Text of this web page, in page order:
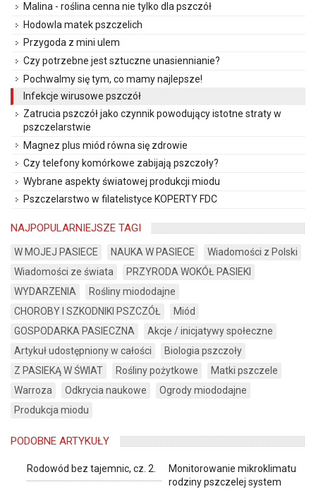
Malina - roślina cenna nie tylko dla pszczół
Hodowla matek pszczelich
Przygoda z mini ulem
Czy potrzebne jest sztuczne unasiennianie?
Pochwalmy się tym, co mamy najlepsze!
Infekcje wirusowe pszczół
Zatrucia pszczół jako czynnik powodujący istotne straty w
pszczelarstwie
Magnez plus miód równa się zdrowie
Czy telefony komórkowe zabijają pszczoły?
Wybrane aspekty światowej produkcji miodu
Pszczelarstwo w filatelistyce KOPERTY FDC
NAJPOPULARNIEJSZE TAGI
W MOJEJ PASIECE NAUKA W PASIECE
Wiadomości z Polski
Wiadomości ze świata
PRZYRODA WOKÓŁ PASIEKI
WYDARZENIA
Rośliny miododajne
CHOROBY I SZKODNIKI PSZCZÓŁ
Miód
GOSPODARKA PASIECZNA
Akcje / inicjatywy społeczne
Artykuł udostępniony w całości
Biologia pszczoły
Z PASIEKĄ W ŚWIAT
Rośliny pożytkowe
Matki pszczele
Warroza
Odkrycia naukowe
Ogrody miododajne
Produkcja miodu
PODOBNE ARTYKUŁY
Rodowód bez tajemnic, cz. 2.
Monitorowanie mikroklimatu
rodziny pszczelej system